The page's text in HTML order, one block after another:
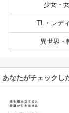
少女・
TL・レデ
異世界・
あなたがチェックし